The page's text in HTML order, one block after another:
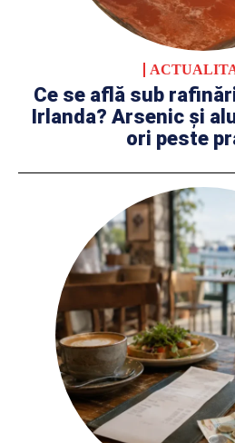
Ce se află sub
Irlanda? Arsenic și
ori peste